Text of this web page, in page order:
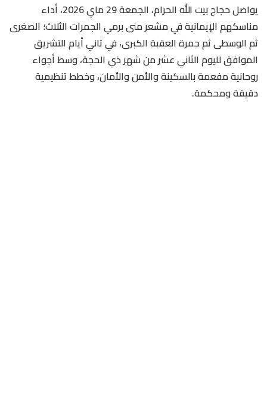
يواصل حجاج بيت الله الحرام، الجمعة 29 ماي 2026، أداء
مناسكهم الإيمانية في مشعر منى برمي الجمرات الثلاث؛ الصغرى
ثم الوسطى ثم جمرة العقبة الكبرى، في ثاني أيام التشريق
الموافق لليوم الثاني عشر من شهر ذي الحجة، وسط أجواء
روحانية مفعمة بالسكينة والأمن والأمان، وخطط تنظيمية
دقيقة ومحكمة.